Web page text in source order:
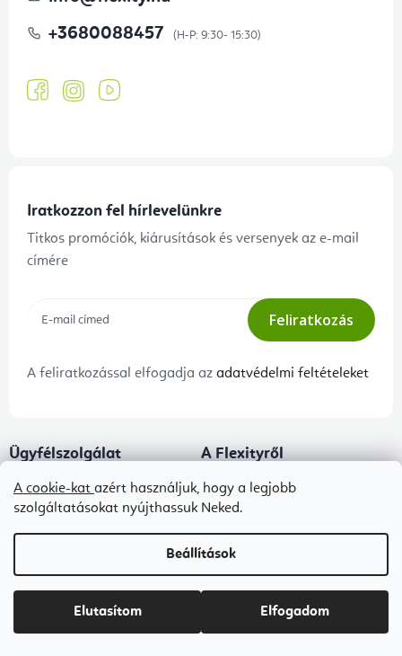
A cookie-kat azért használjuk, hogy a legjobb
szolgáltatásokat nyújthassuk Neked.
Beállítások
Elutasítom Elfogadom
+3680088457
Iratkozzon fel hírlevelünkre
Titkos promóciók, kiárusítások és versenyek az e-mail
címére
Feliratkozás
A feliratkozással elfogadja az adatvédelmi feltételeket
Ügyfélszolgálat
Panaszeljárás és az áruk
visszaszállítása
Adatkezelési tájékoztató
Ingyenes kézbesítés
A Flexityről
Kapcsolat
Blog